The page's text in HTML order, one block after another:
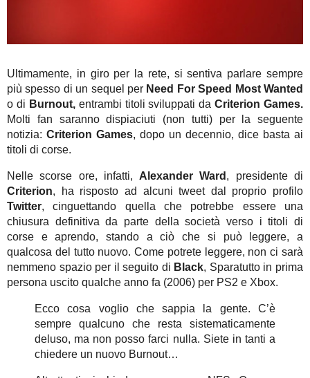
Ultimamente, in giro per la rete, si sentiva parlare sempre
più spesso di un sequel per Need For Speed Most Wanted
o di Burnout, entrambi titoli sviluppati da Criterion Games.
Molti fan saranno dispiaciuti (non tutti) per la seguente
notizia: Criterion Games, dopo un decennio, dice basta ai
titoli di corse.
Nelle scorse ore, infatti, Alexander Ward , presidente di
Criterion, ha risposto ad alcuni tweet dal proprio profilo
Twitter, cinguettando quella che potrebbe essere una
chiusura definitiva da parte della società verso i titoli di
corse e aprendo, stando a ciò che si può leggere, a
qualcosa del tutto nuovo. Come potrete leggere, non ci sarà
nemmeno spazio per il seguito di Black, Sparatutto in prima
persona uscito qualche anno fa (2006) per PS2 e Xbox.
Ecco cosa voglio che sappia la gente. C’è
sempre qualcuno che resta sistematicamente
deluso, ma non posso farci nulla. Siete in tanti a
chiedere un nuovo Burnout…